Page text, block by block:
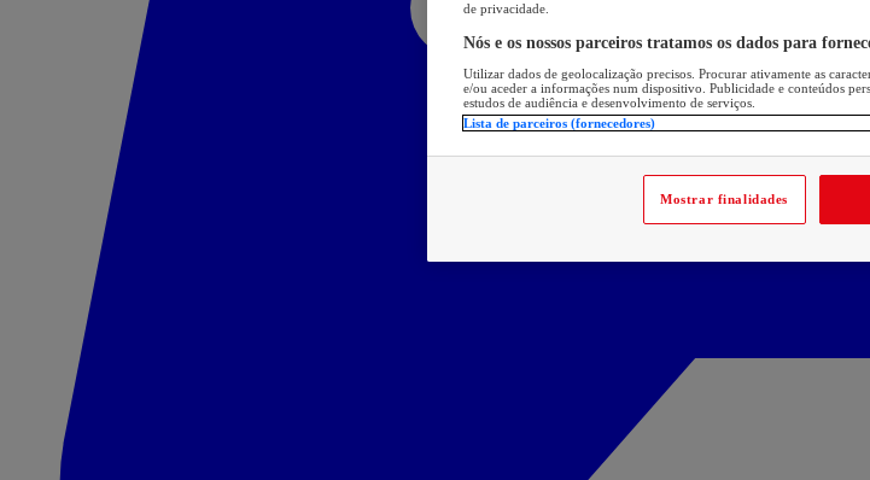
de privacidade.
Nós e os nossos parceiros tratamos os dados para
Utilizar dados de geolocalização precisos. Procurar ativamente as
e/ou aceder a informações num dispositivo. Publicidade e conteúdos
estudos de audiência e desenvolvimento de serviços.
Lista de parceiros (fornecedores)
Mostrar finalidades